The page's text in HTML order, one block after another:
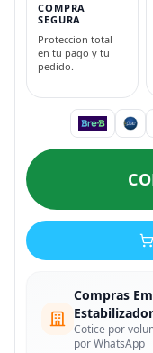
COMPRA
SEGURA
Proteccion total
en tu pago y tu
pedido.
Compras
Cotice por
por WhatsApp